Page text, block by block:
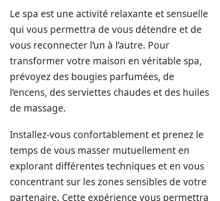
Le spa est une activité relaxante et sensuelle
qui vous permettra de vous détendre et de
vous reconnecter l’un à l’autre. Pour
transformer votre maison en véritable spa,
prévoyez des bougies parfumées, de
l’encens, des serviettes chaudes et des huiles
de massage.
Installez-vous confortablement et prenez le
temps de vous masser mutuellement en
explorant différentes techniques et en vous
concentrant sur les zones sensibles de votre
partenaire. Cette expérience vous permettra